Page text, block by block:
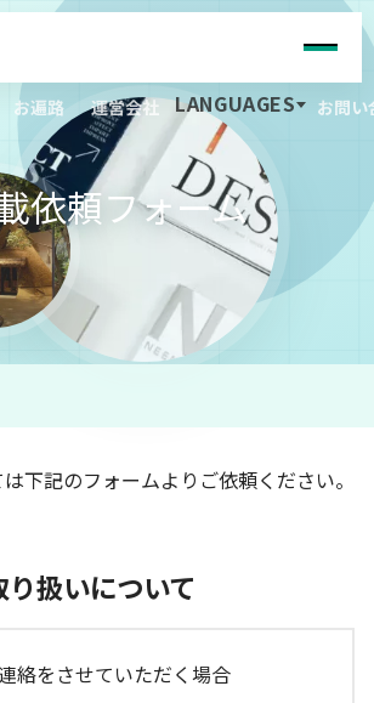
お遍路 運営会社 LANGUAGES お問い
依頼フォーム
下記のフォームよりご依頼ください。
扱いについて
絡をさせていただく場合